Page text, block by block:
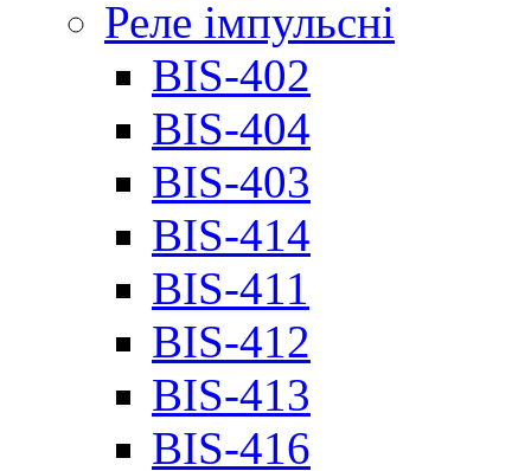
Реле імпульсні
BIS-402
BIS-404
BIS-403
BIS-414
BIS-411
BIS-412
BIS-413
BIS-416